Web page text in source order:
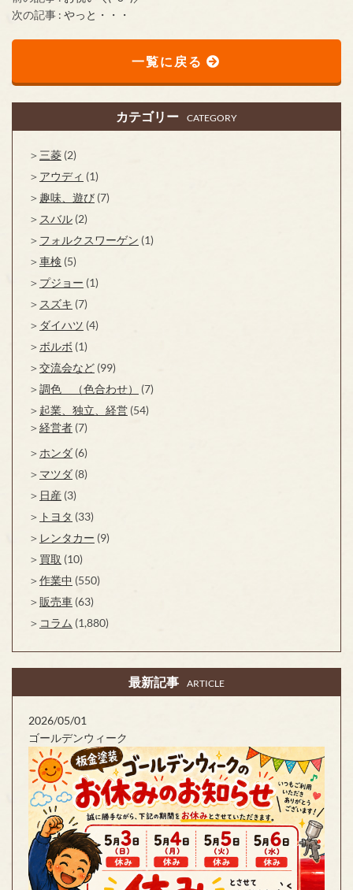
次の記事 : やっと・・・
一覧に戻る
カテゴリー CATEGORY
三菱 (2)
アウディ (1)
趣味、遊び (7)
スバル (2)
フォルクスワーゲン (1)
車検 (5)
プジョー (1)
スズキ (7)
ダイハツ (4)
ボルボ (1)
交流会など (99)
調色 （色合わせ）
(7)
起業、独立、経営 (54)
経営者 (7)
ホンダ (6)
マツダ (8)
日産 (3)
トヨタ (33)
レンタカー (9)
買取 (10)
作業中 (550)
販売車 (63)
コラム (1,880)
最新記事 ARTICLE
2026/05/01
ゴールデンウィーク